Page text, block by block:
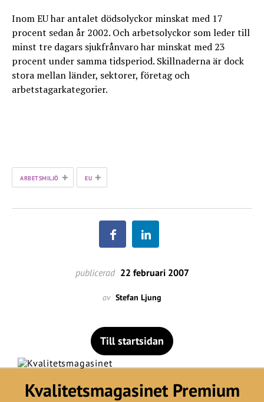
Inom EU har antalet dödsolyckor minskat med 17
procent sedan år 2002. Och arbetsolyckor som leder till
minst tre dagars sjukfrånvaro har minskat med 23
procent under samma tidsperiod. Skillnaderna är dock
stora mellan länder, sektorer, företag och
arbetstagarkategorier.
ARBETSMILJÖ + EU +
publicerad 22 februari 2007
av Stefan Ljung
Till startsidan
Kvalitetsmagasinet Premium